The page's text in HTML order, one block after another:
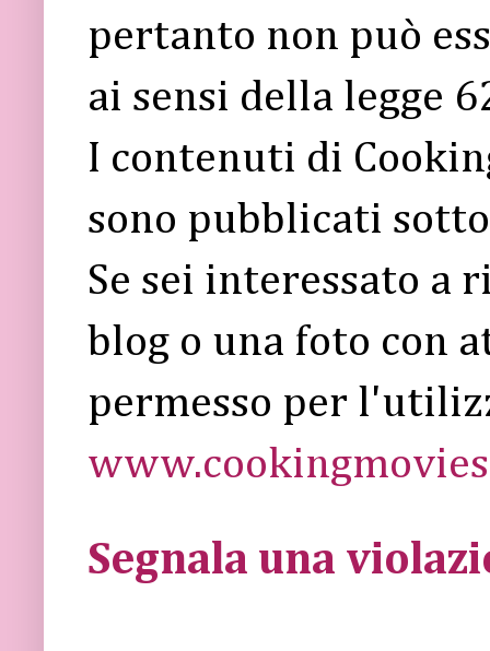
pertanto non può
ai sensi della legge
I contenuti di
sono pubblicati
Se sei interessato a
blog o una foto con
permesso per
Segnala una